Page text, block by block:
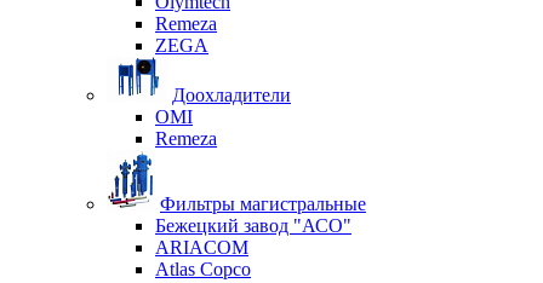
Remeza
ZEGA
Доохладители
OMI
Remeza
Фильтры магистральные
Бежецкий завод "АСО"
ARIACOM
Atlas Copco